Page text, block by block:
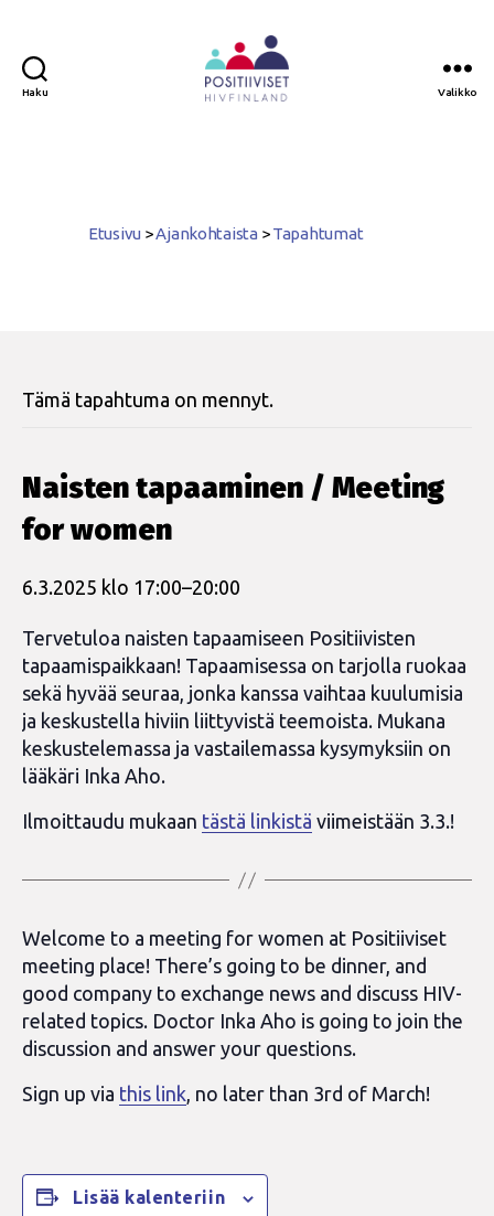
Haku Valikko
Etusivu >Ajankohtaista >Tapahtumat
Tämä tapahtuma on mennyt.
Naisten tapaaminen / Meeting
for women
6.3.2025 klo 17:00–20:00
Tervetuloa naisten tapaamiseen Positiivisten
tapaamispaikkaan! Tapaamisessa on tarjolla ruokaa
sekä hyvää seuraa, jonka kanssa vaihtaa kuulumisia
ja keskustella hiviin liittyvistä teemoista. Mukana
keskustelemassa ja vastailemassa kysymyksiin on
lääkäri Inka Aho.
Ilmoittaudu mukaan tästä linkistä viimeistään 3.3.!
Welcome to a meeting for women at Positiiviset
meeting place! There’s going to be dinner, and
good company to exchange news and discuss HIV-
related topics. Doctor Inka Aho is going to join the
discussion and answer your questions.
Sign up via this link, no later than 3rd of March!
Lisää kalenteriin